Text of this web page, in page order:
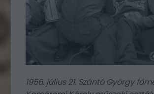
1956. július 21. Szántó György